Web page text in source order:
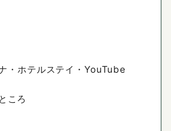
・ホテルステイ・YouTube
ころ